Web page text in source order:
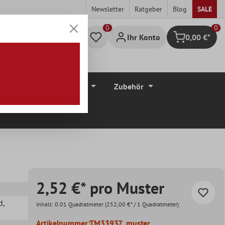
Newsletter Ratgeber Blog SALE
Ihr Konto Warenkorb
0
0,00 €*
Zubehör
,
2,52 €* pro Muster
Inhalt: 0.01 Quadratmeter (252,00 €* / 1 Quadratmeter)
Artikelnummer:TM33937_muster